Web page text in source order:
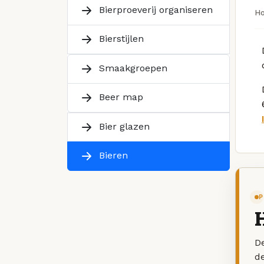
Bierproeverij organiseren
Bierstijlen
Smaakgroepen
Beer map
Bier glazen
Bieren